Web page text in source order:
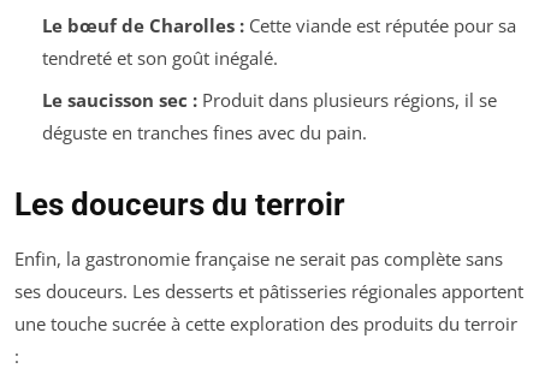
Le bœuf de Charolles :Cette viande est réputée pour sa
tendreté et son goût inégalé.
Le saucisson sec :Produit dans plusieurs régions, il se
déguste en tranches fines avec du pain.
Les douceurs du terroir
Enfin, la gastronomie française ne serait pas complète sans
ses douceurs. Les desserts et pâtisseries régionales apportent
une touche sucrée à cette exploration des produits du terroir
: